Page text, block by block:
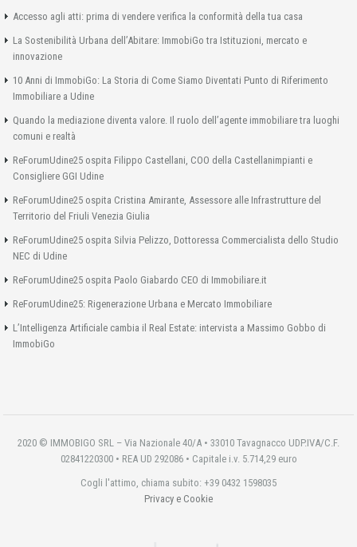
Accesso agli atti: prima di vendere verifica la conformità della tua casa
La Sostenibilità Urbana dell’Abitare: ImmobiGo tra Istituzioni, mercato e
innovazione
10 Anni di ImmobiGo: La Storia di Come Siamo Diventati Punto di Riferimento
Immobiliare a Udine
Quando la mediazione diventa valore. Il ruolo dell’agente immobiliare tra luoghi
comuni e realtà
ReForumUdine25 ospita Filippo Castellani, COO della Castellanimpianti e
Consigliere GGI Udine
ReForumUdine25 ospita Cristina Amirante, Assessore alle Infrastrutture del
Territorio del Friuli Venezia Giulia
ReForumUdine25 ospita Silvia Pelizzo, Dottoressa Commercialista dello Studio
NEC di Udine
ReForumUdine25 ospita Paolo Giabardo CEO di Immobiliare.it
ReForumUdine25: Rigenerazione Urbana e Mercato Immobiliare
L’Intelligenza Artificiale cambia il Real Estate: intervista a Massimo Gobbo di
ImmobiGo
2020 © IMMOBIGO SRL – Via Nazionale 40/A • 33010 Tavagnacco UDP.IVA/C.F.
02841220300 • REA UD 292086 • Capitale i.v. 5.714,29 euro
Cogli l'attimo, chiama subito: +39 0432 1598035
Privacy e Cookie